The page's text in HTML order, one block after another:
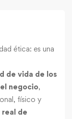
ética: es una
de vida de los
negocio,
físico y
de